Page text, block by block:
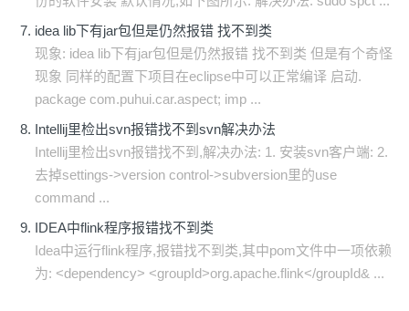
idea lib下有jar包但是仍然报错 找不到类
现象: idea lib下有jar包但是仍然报错 找不到类 但是有个奇怪
现象 同样的配置下项目在eclipse中可以正常编译 启动.
package com.puhui.car.aspect; imp ...
Intellij里检出svn报错找不到svn解决办法
Intellij里检出svn报错找不到,解决办法: 1. 安装svn客户端: 2.
去掉settings->version control->subversion里的use
command ...
IDEA中flink程序报错找不到类
Idea中运行flink程序,报错找不到类,其中pom文件中一项依赖
为: <dependency> <groupId>org.apache.flink</groupId& ...